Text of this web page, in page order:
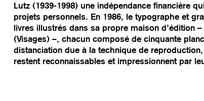
Lutz (1939-1998) une indépendance financière
projets personnels. En 1986, le typographe et
livres illustrés dans sa propre maison d’édition –
(Visages) –, chacun composé de cinquante
distanciation due à la technique de
restent reconnaissables et impressionnent par